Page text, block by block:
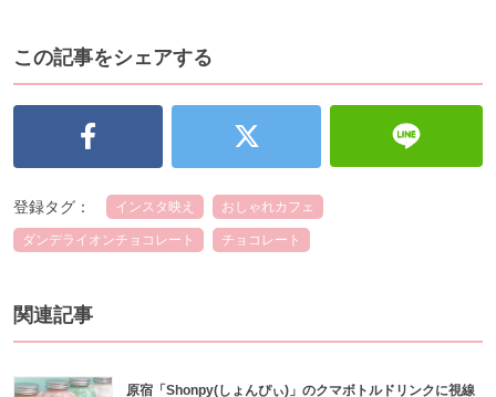
この記事をシェアする
登録タグ： インスタ映え おしゃれカフェ
ダンデライオンチョコレート チョコレート
関連記事
原宿「Shonpy(しょんぴぃ)」のクマボトルドリンクに視線